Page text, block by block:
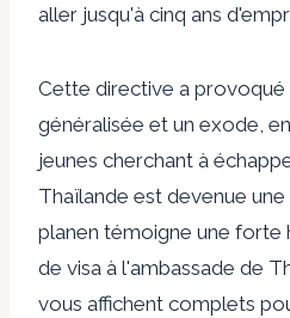
aller jusqu'à cinq ans
Cette directive a provoqué
généralisée et un exode,
jeunes cherchant à
Thaïlande est devenue
planen témoigne une forte
de visa à l'ambassade de
vous affichent complets